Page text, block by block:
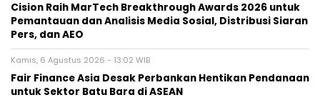
Cision Raih MarTech Breakthrough Awards 2026 untuk
Pemantauan dan Analisis Media Sosial, Distribusi Siaran
Pers, dan AEO
Kamis, 6 Agustus 2026 - 13:02 WIB
Fair Finance Asia Desak Perbankan Hentikan Pendanaan
untuk Sektor Batu Bara di ASEAN